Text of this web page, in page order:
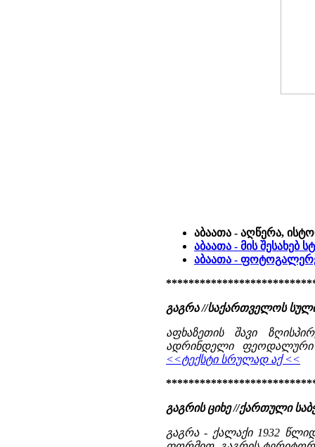
აბაათა - აღწერა,
აბაათა - მის შესახებ
აბაათა -
გაგრა //საქართველოს
აფხაზეთის შავი
ადრინდელი ფეოდალური
<<ტექსტი სრულად აქ <<
გაგრის ციხე //ქართული
გაგრა - ქალაქი 1932